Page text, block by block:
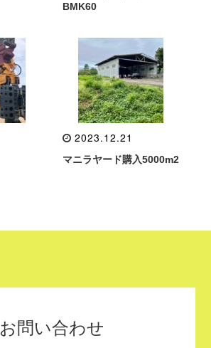
BMK60
2023.12.21
マニラヤード購入5000m2
お問い合わせ